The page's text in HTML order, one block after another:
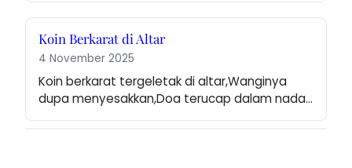
Koin Berkarat di Altar
4 November 2025
Koin berkarat tergeletak di altar,Wanginya
dupa menyesakkan,Doa terucap dalam nada…